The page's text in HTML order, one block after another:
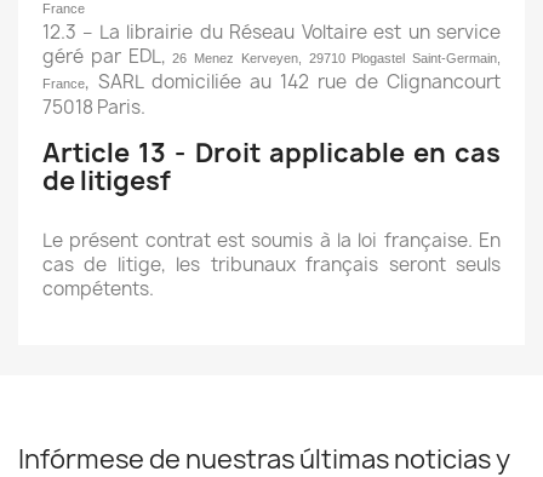
France
12.3 – La librairie du Réseau Voltaire est un service
géré par EDL,26 Menez Kerveyen, 29710 Plogastel Saint-Germain,
France, SARL domiciliée au 142 rue de Clignancourt
75018 Paris.
Article 13 - Droit applicable en cas
de litigesf
Le présent contrat est soumis à la loi française. En
cas de litige, les tribunaux français seront seuls
compétents.
Infórmese de nuestras últimas noticias y